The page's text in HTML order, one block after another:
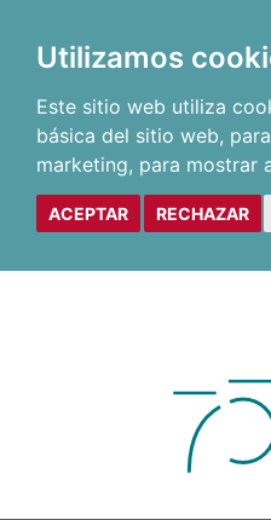
Utilizamos
Este sitio web utiliza
básica del sitio web,
marketing, para mostrar
ACEPTAR RECHAZAR